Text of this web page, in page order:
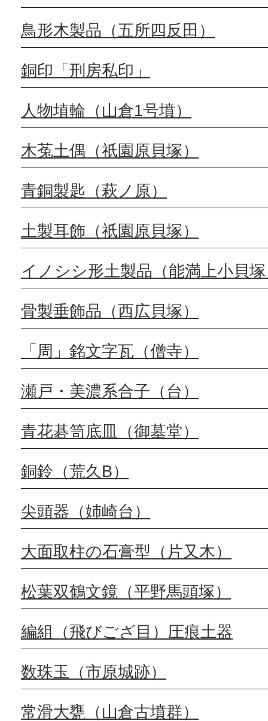
鳥形木製品（五所四反田）
銅印「刑房私印」
人物埴輪（山倉1号墳）
木菟土偶（祇園原貝塚）
青銅製匙（萩ノ原）
土製耳飾（祇園原貝塚）
イノシシ形土製品（能満上小貝
骨製垂飾品（西広貝塚）
「周」銘文字瓦（僧寺）
瀬戸・美濃系合子（台）
青花碁笥底皿（御墓堂）
銅鈴（荒久B）
尖頭器（姉崎台）
大面取柱の石膏型（片又木）
松葉双鶴文鏡（平野馬頭塚）
編組（飛びござ目）圧痕土器
数珠玉（市原城跡）
常滑大甕（山倉古墳群）